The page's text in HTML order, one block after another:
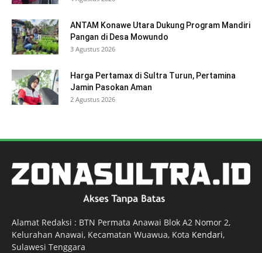
ANTAM Konawe Utara Dukung Program Mandiri
Pangan di Desa Mowundo
3 Agustus 2026
Harga Pertamax di Sultra Turun, Pertamina
Jamin Pasokan Aman
2 Agustus 2026
Alamat Redaksi : BTN Permata Anawai Blok A2 Nomor 2,
Kelurahan Anawai, Kecamatan Wuawua, Kota Kendari,
Sulawesi Tenggara